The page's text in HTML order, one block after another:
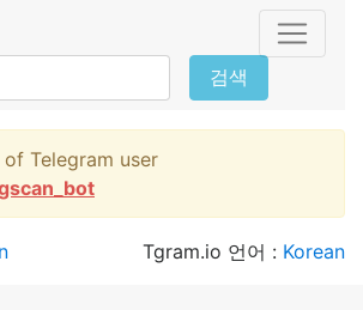
검색
Telegram user
Tgram.io 언어 : Korean